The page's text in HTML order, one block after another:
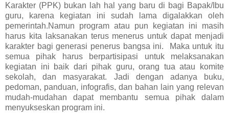
Karakter (PPK) bukan lah hal yang baru di bagi Bapak/Ibu
guru, karena kegiatan ini sudah lama digalakkan oleh
pemerintah.Namun program atau pun kegiatan ini masih
harus kita laksanakan terus menerus untuk dapat menjadi
karakter bagi generasi penerus bangsa ini. Maka untuk itu
semua pihak harus berpartisipasi untuk melaksanakan
kegiatan ini baik dari pihak guru, orang tua atau komite
sekolah, dan masyarakat. Jadi dengan adanya buku,
pedoman, panduan, infografis, dan bahan lain yang relevan
mudah-mudahan dapat membantu semua pihak dalam
menyukseskan program ini.